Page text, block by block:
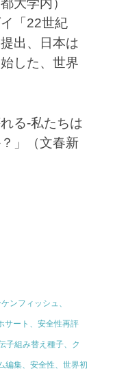
大学内）
「22世紀
出、日本は
した、世界
る-私たちは
」（文春新
ンフィッシュ、
サート、安全性再評
子組み替え種子、ク
編集、安全性、世界初